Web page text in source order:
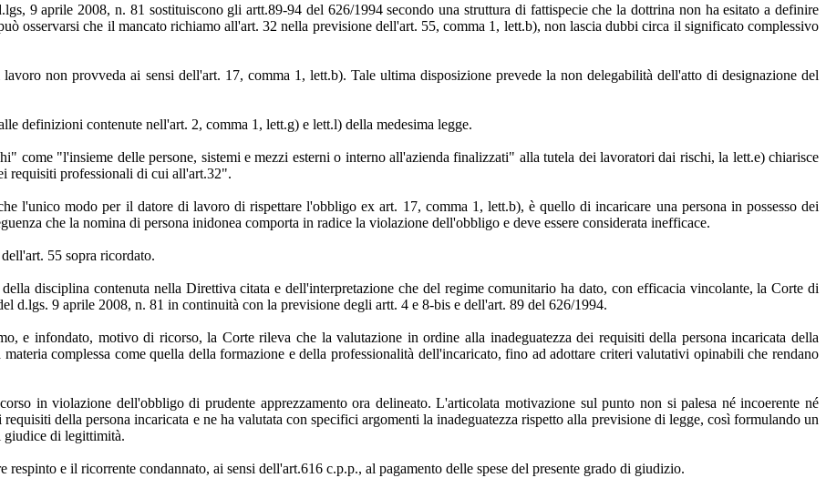
9 aprile 2008, n. 81 sostituiscono gli artt.89-94 del 626/1994 secondo una struttura di fattispecie che la dottrina non ha esitato a definire
osservarsi che il mancato richiamo all'art. 32 nella previsione dell'art. 55, comma 1, lett.b), non lascia dubbi circa il significato complessivo
non provveda ai sensi dell'art. 17, comma 1, lett.b). Tale ultima disposizione prevede la non delegabilità dell'atto di designazione del
definizioni contenute nell'art. 2, comma 1, lett.g) e lett.l) della medesima legge.
come "l'insieme delle persone, sistemi e mezzi esterni o interno all'azienda finalizzati" alla tutela dei lavoratori dai rischi, la lett.e) chiarisce
requisiti professionali di cui all'art.32".
l'unico modo per il datore di lavoro di rispettare l'obbligo ex art. 17, comma 1, lett.b), è quello di incaricare una persona in possesso dei
che la nomina di persona inidonea comporta in radice la violazione dell'obbligo e deve essere considerata inefficace.
55 sopra ricordato.
disciplina contenuta nella Direttiva citata e dell'interpretazione che del regime comunitario ha dato, con efficacia vincolante, la Corte di
d.lgs. 9 aprile 2008, n. 81 in continuità con la previsione degli artt. 4 e 8-bis e dell'art. 89 del 626/1994.
e infondato, motivo di ricorso, la Corte rileva che la valutazione in ordine alla inadeguatezza dei requisiti della persona incaricata della
complessa come quella della formazione e della professionalità dell'incaricato, fino ad adottare criteri valutativi opinabili che rendano
in violazione dell'obbligo di prudente apprezzamento ora delineato. L'articolata motivazione sul punto non si palesa né incoerente né
della persona incaricata e ne ha valutata con specifici argomenti la inadeguatezza rispetto alla previsione di legge, così formulando un
giudice di legittimità.
e il ricorrente condannato, ai sensi dell'art.616 c.p.p., al pagamento delle spese del presente grado di giudizio.